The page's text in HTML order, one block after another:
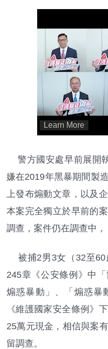
警方國安處早前展開
嫌在2019年黑暴期間製
上發布煽動文章，以及
本案完全獨立於早前的
調查，案件仍在調查中
被捕2男3女（32至60
245章《公安條例》中
煽惑暴動」、「煽惑暴
《維護國家安全條例》
25萬元現金，相信與案
留調查。